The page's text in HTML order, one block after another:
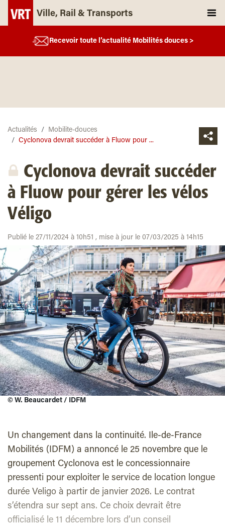
Ville, Rail & Transports
Recevoir toute l’actualité Mobilités douces >
Actualités
Mobilite-douces
Cyclonova devrait succéder à Fluow pour ...
Cyclonova devrait succéder
à Fluow pour gérer les vélos
Véligo
Publié le 27/11/2024 à 10h51 , mise à jour le 07/03/2025 à 14h15
© W. Beaucardet / IDFM
Un changement dans la continuité. Ile-de-France
Mobilités (IDFM) a annoncé le 25 novembre que le
groupement Cyclonova est le concessionnaire
pressenti pour exploiter le service de location longue
durée Veligo à partir de janvier 2026. Le contrat
s’étendra sur sept ans. Ce choix devrait être
officialisé le 11 décembre lors d’un conseil